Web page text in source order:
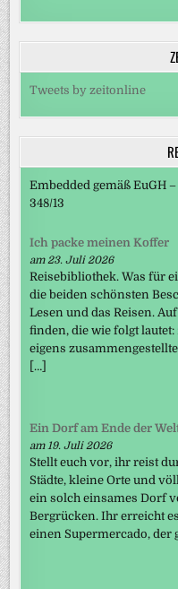
Tweets by zeitonline
Embedded gemäß EuGH
348/13
Ich packe meinen Koffer
am 23. Juli 2026
Reisebibliothek. Was für
die beiden schönsten
Lesen und das Reisen.
finden, die wie folgt
eigens
[…]
Ein Dorf am Ende der
am 19. Juli 2026
Stellt euch vor, ihr reist
Städte, kleine Orte und
ein solch einsames Dorf
Bergrücken. Ihr erreicht
einen Supermercado, der